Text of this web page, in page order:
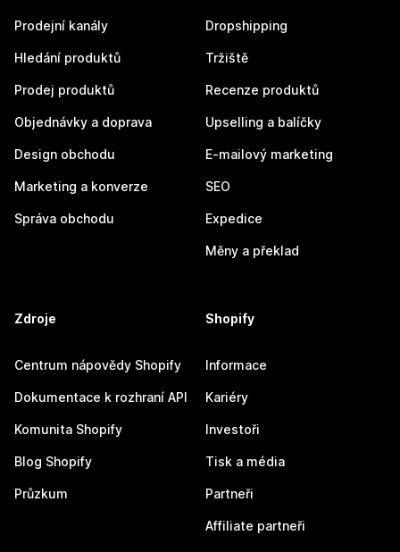
Prodejní kanály
Hledání produktů
Prodej produktů
Objednávky a doprava
Design obchodu
Marketing a konverze
Správa obchodu
Dropshipping
Tržiště
Recenze produktů
Upselling a balíčky
E-mailový marketing
SEO
Expedice
Měny a překlad
Zdroje
Centrum nápovědy Shopify
Dokumentace k rozhraní API
Komunita Shopify
Blog Shopify
Průzkum
Shopify
Informace
Kariéry
Investoři
Tisk a média
Partneři
Affiliate partneři